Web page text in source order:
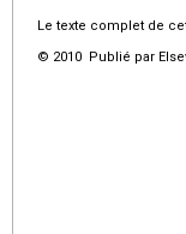
Le texte complet de
© 2010 Publié par